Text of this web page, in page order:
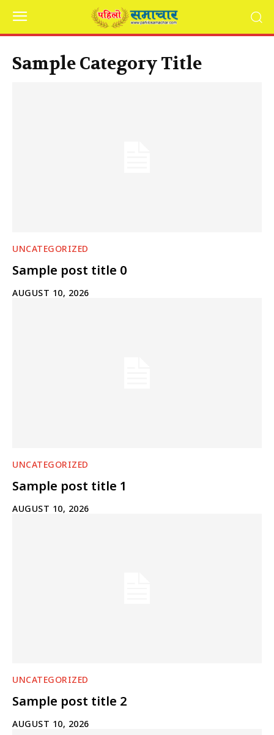
Sample Category Title
UNCATEGORIZED
Sample post title 0
AUGUST 10, 2026
UNCATEGORIZED
Sample post title 1
AUGUST 10, 2026
UNCATEGORIZED
Sample post title 2
AUGUST 10, 2026